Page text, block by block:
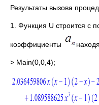
Результаты вызова
1. Функция U строится с
коэффициенты
> Main(0,0,4);